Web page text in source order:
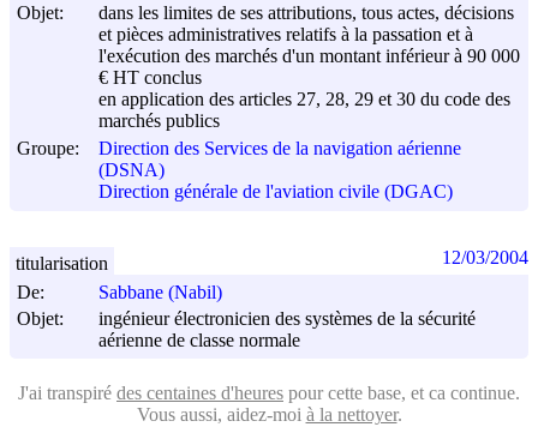
Objet:
dans les limites de ses attributions, tous actes, décisions
et pièces administratives relatifs à la passation et à
l'exécution des marchés d'un montant inférieur à 90 000
€ HT conclus
en application des articles 27, 28, 29 et 30 du code des
marchés publics
Groupe:
Direction des Services de la navigation aérienne
(DSNA)
Direction générale de l'aviation civile (DGAC)
De:
Sabbane (Nabil)
Objet:
ingénieur électronicien des systèmes de la sécurité
aérienne de classe normale
titularisation 12/03/2004
J'ai transpiré des centaines d'heures pour cette base, et ca continue.
Vous aussi, aidez-moi à la nettoyer.